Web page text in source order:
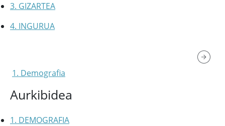
Aurkibidea
1. DEMOGRAFIA
3. GIZARTEA
4. INGURUA
1. Demografia